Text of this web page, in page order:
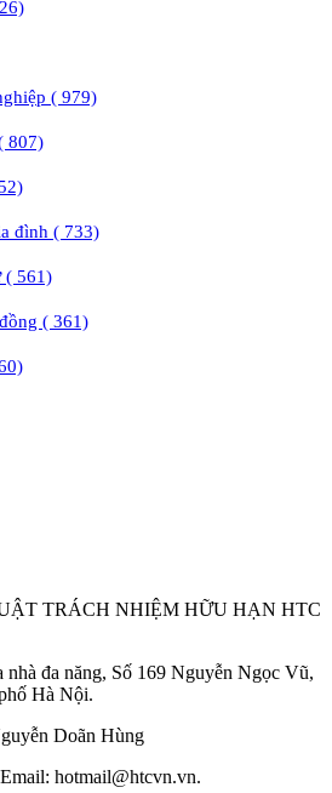
( 979)
807)
đình ( 733)
( 561)
( 361)
TRÁCH NHIỆM HỮU HẠN HTC
nhà đa năng, Số 169 Nguyễn Ngọc Vũ,
Hà Nội.
Doãn Hùng
hotmail@htcvn.vn.